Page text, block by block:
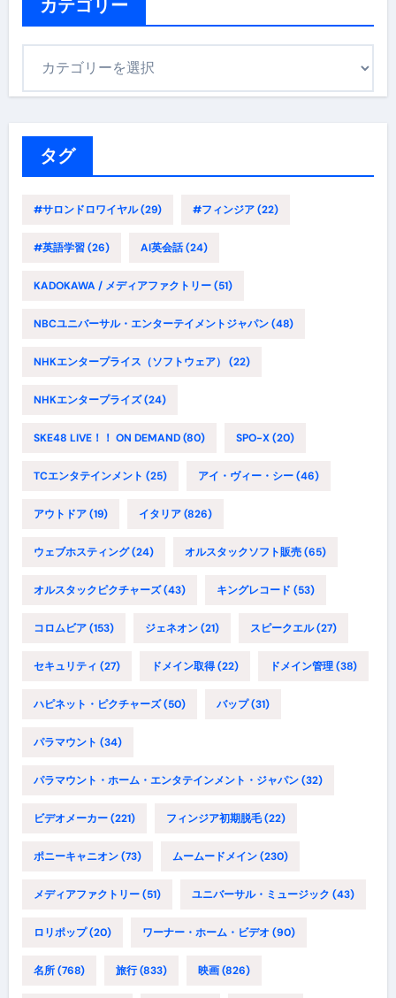
カテゴリー
タグ
#サロンドロワイヤル(29) #フィンジア(22)
#英語学習(26) AI英会話(24)
KADOKAWA / メディアファクトリー(51)
NBCユニバーサル・エンターテイメントジャパン(48)
NHKエンタープライス（ソフトウェア） (22)
NHKエンタープライズ(24)
SKE48 LIVE！！ ON DEMAND(80) SPO-X(20)
TCエンタテインメント (25) アイ・ヴィー・シー(46)
アウトドア(19) イタリア(826)
ウェブホスティング(24) オルスタックソフト販売(65)
オルスタックピクチャーズ(43) キングレコード (53)
コロムビア(153) ジェネオン(21) スピークエル(27)
セキュリティ (27) ドメイン取得(22) ドメイン管理(38)
ハピネット・ピクチャーズ(50) バップ(31)
パラマウント (34)
パラマウント・ホーム・エンタテインメント・ジャパン(32)
ビデオメーカー(221) フィンジア初期脱毛(22)
ポニーキャニオン(73) ムームードメイン(230)
メディアファクトリー(51) ユニバーサル・ミュージック (43)
ロリポップ(20) ワーナー・ホーム・ビデオ (90)
名所(768) 旅行(833) 映画(826)